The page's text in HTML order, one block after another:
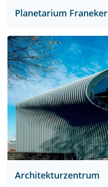
Planetarium Franeker
Architekturzentrum